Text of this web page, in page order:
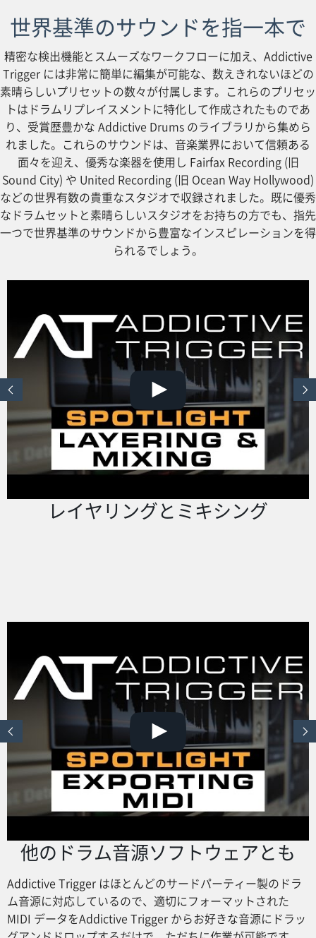
世界基準のサウンドを指一本で
精密な検出機能とスムーズなワークフローに加え、Addictive
Trigger には非常に簡単に編集が可能な、数えきれないほどの
素晴らしいプリセットの数々が付属します。これらのプリセッ
トはドラムリプレイスメントに特化して作成されたものであ
り、受賞歴豊かな Addictive Drums のライブラリから集めら
れました。これらのサウンドは、音楽業界において信頼ある
面々を迎え、優秀な楽器を使用し Fairfax Recording (旧
Sound City) や United Recording (旧 Ocean Way Hollywood)
などの世界有数の貴重なスタジオで収録されました。既に優秀
なドラムセットと素晴らしいスタジオをお持ちの方でも、指先
一つで世界基準のサウンドから豊富なインスピレーションを得
られるでしょう。
レイヤリングとミキシング
他のドラム音源ソフトウェアとも
Addictive Trigger はほとんどのサードパーティー製のドラ
ム音源に対応しているので、適切にフォーマットされた
MIDI データをAddictive Trigger からお好きな音源にドラッ